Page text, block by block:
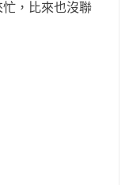
，比來也沒聯